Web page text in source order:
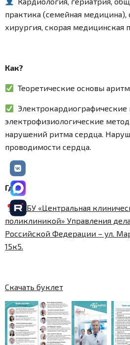
практика (семейная медицина),
хирургия, скорая медицинская
Как?
Теоретические основы
Электрокардиографические
электрофизиологические
нарушений ритма сердца.
проводимости сердца.
Где?
ФГБУ «Центральная
поликлиникой» Управления
Российской Федерации – ул.
15к5.
Скачать буклет